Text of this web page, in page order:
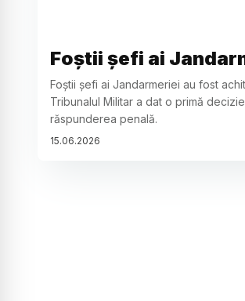
Foștii șefi ai
Foștii șefi ai Jandarmeriei au fost
Tribunalul Militar a dat o primă
răspunderea penală.
15.06.2026